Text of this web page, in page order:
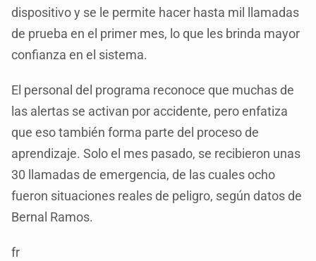
dispositivo y se le permite hacer hasta mil llamadas
de prueba en el primer mes, lo que les brinda mayor
confianza en el sistema.
El personal del programa reconoce que muchas de
las alertas se activan por accidente, pero enfatiza
que eso también forma parte del proceso de
aprendizaje. Solo el mes pasado, se recibieron unas
30 llamadas de emergencia, de las cuales ocho
fueron situaciones reales de peligro, según datos de
Bernal Ramos.
fr